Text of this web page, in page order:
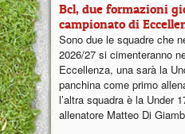
Bcl, due formazioni
campionato di
Sono due le squadre che
2026/27 si cimenteranno
Eccellenza, una sarà la
panchina come primo
l’altra squadra è la Under
allenatore Matteo Di